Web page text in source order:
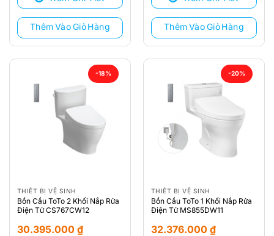
29.816.000 ₫.
Thêm Vào Giỏ Hàng
29.874.000 ₫.
Thêm Vào Giỏ Hàng
-18%
THIẾT BỊ VỆ SINH
Bồn Cầu ToTo 2 Khối Nắp Rửa
Điện Tử CS767CW12
30.395.000 ₫
-20%
THIẾT BỊ VỆ SINH
Bồn Cầu ToTo 1 Khối Nắp Rửa
Điện Tử MS855DW11
32.376.000 ₫